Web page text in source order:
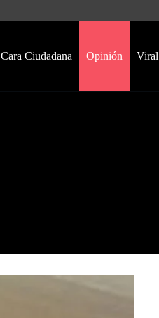
Cara Ciudadana Opinión Viral